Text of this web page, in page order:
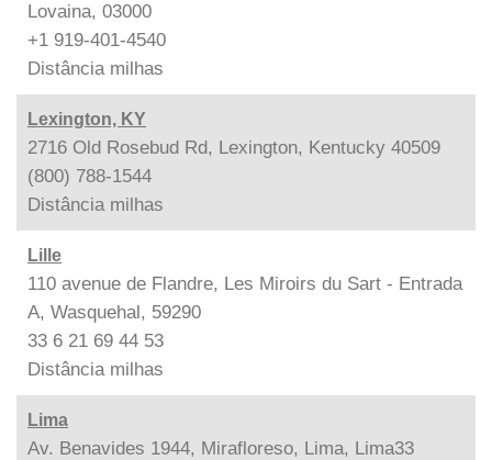
Lovaina, 03000
+1 919-401-4540
Distância milhas
Lexington, KY
2716 Old Rosebud Rd, Lexington, Kentucky 40509
(800) 788-1544
Distância milhas
Lille
110 avenue de Flandre, Les Miroirs du Sart - Entrada
A, Wasquehal, 59290
33 6 21 69 44 53
Distância milhas
Lima
Av. Benavides 1944, Mirafloreso, Lima, Lima33